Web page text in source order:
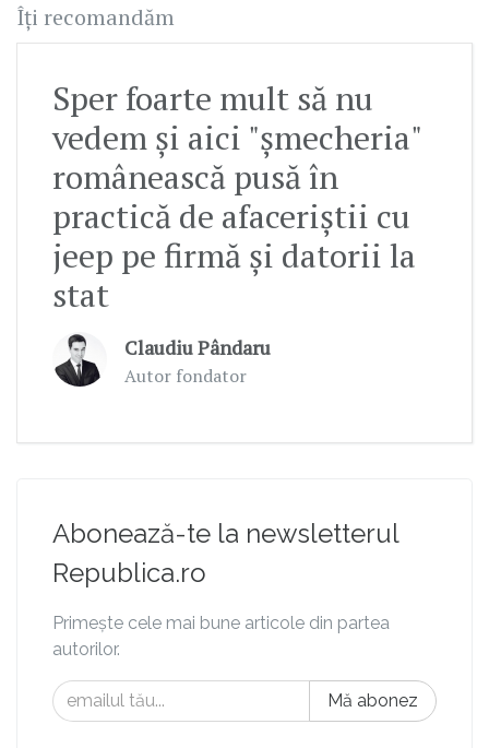
Îți recomandăm
Sper foarte mult să nu
vedem și aici "șmecheria"
românească pusă în
practică de afaceriștii cu
jeep pe firmă și datorii la
stat
Claudiu Pândaru
Autor fondator
Abonează-te la newsletterul
Republica.ro
Primește cele mai bune articole din partea
autorilor.
Mă abonez